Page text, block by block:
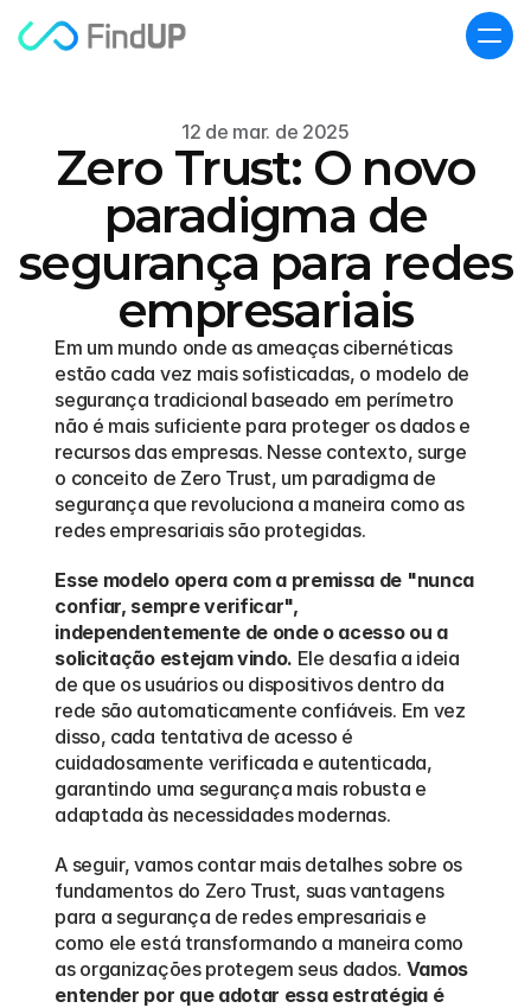
12 de mar. de 2025
Zero Trust: O novo
paradigma de
segurança para redes
empresariais
Em um mundo onde as ameaças cibernéticas
estão cada vez mais sofisticadas, o modelo de
segurança tradicional baseado em perímetro
não é mais suficiente para proteger os dados e
recursos das empresas. Nesse contexto, surge
o conceito de Zero Trust, um paradigma de
segurança que revoluciona a maneira como as
redes empresariais são protegidas.
Esse modelo opera com a premissa de "nunca
confiar, sempre verificar",
independentemente de onde o acesso ou a
solicitação estejam vindo. Ele desafia a ideia
de que os usuários ou dispositivos dentro da
rede são automaticamente confiáveis. Em vez
disso, cada tentativa de acesso é
cuidadosamente verificada e autenticada,
garantindo uma segurança mais robusta e
adaptada às necessidades modernas.
A seguir, vamos contar mais detalhes sobre os
fundamentos do Zero Trust, suas vantagens
para a segurança de redes empresariais e
como ele está transformando a maneira como
as organizações protegem seus dados. Vamos
entender por que adotar essa estratégia é